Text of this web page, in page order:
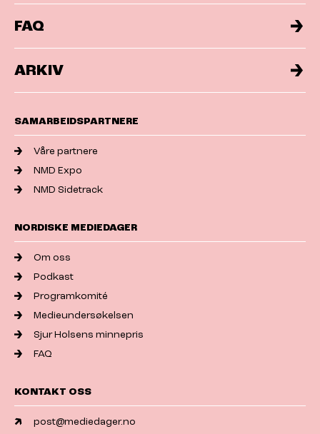
FAQ
ARKIV
SAMARBEIDSPARTNERE
Våre partnere
NMD Expo
NMD Sidetrack
NORDISKE MEDIEDAGER
Om oss
Podkast
Programkomité
Medieundersøkelsen
Sjur Holsens minnepris
FAQ
KONTAKT OSS
post@mediedager.no